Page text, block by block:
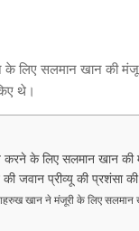
लिए सलमान खान की
थे।
करने के लिए सलमान खान की
जवान प्रीव्यू की प्रशंसा की
खान ने मंजूरी के लिए सलमान